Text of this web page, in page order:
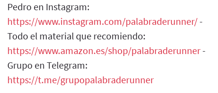
Pedro en Instagram:
https://www.instagram.com/palabraderunner/-
Todo el material que recomiendo:
https://www.amazon.es/shop/palabraderunner-
Grupo en Telegram:
https://t.me/grupopalabraderunner